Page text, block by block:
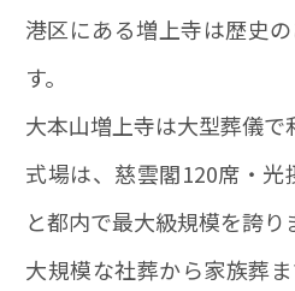
港区にある増上寺は歴史
す。
大本山増上寺は大型葬儀で
式場は、慈雲閣120席・
と都内で最大級規模を誇り
大規模な社葬から家族葬